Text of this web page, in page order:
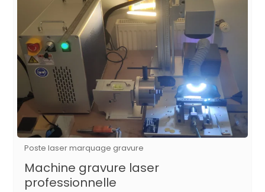
Poste laser marquage gravure
Machine gravure laser
professionnelle